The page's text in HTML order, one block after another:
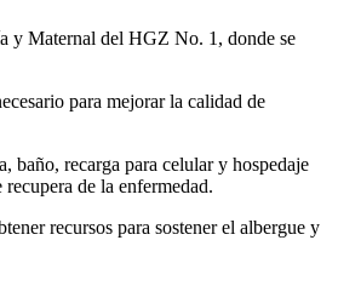
y Maternal del HGZ No. 1, donde se
para mejorar la calidad de
baño, recarga para celular y hospedaje
de la enfermedad.
recursos para sostener el albergue y